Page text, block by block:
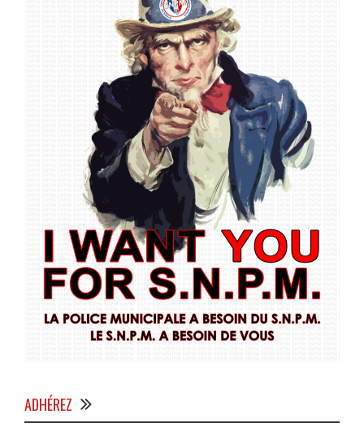
ADHÉREZ